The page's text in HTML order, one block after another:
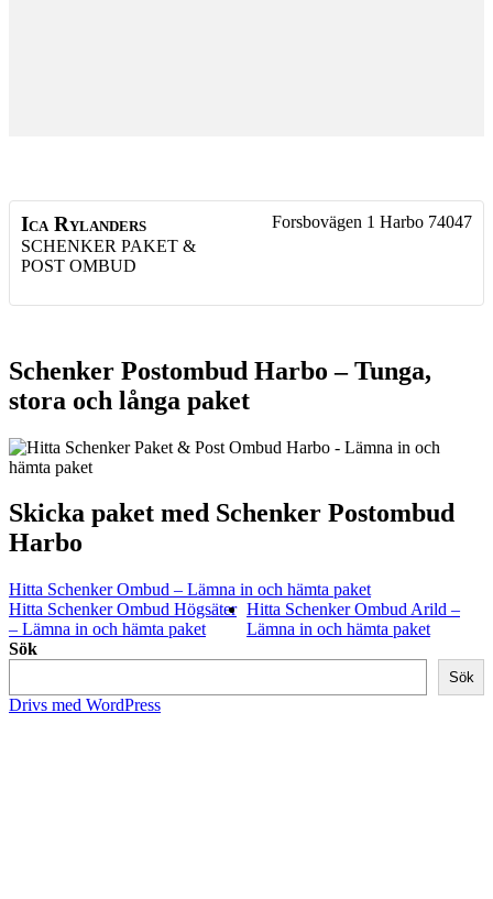
Ica Rylanders
SCHENKER PAKET &
POST OMBUD
Forsbovägen 1 Harbo 74047
Schenker Postombud Harbo – Tunga,
stora och långa paket
Skicka paket med Schenker Postombud
Harbo
Hitta Schenker Ombud – Lämna in och hämta paket
Hitta Schenker Ombud Högsäter
– Lämna in och hämta paket
Hitta Schenker Ombud Arild –
Lämna in och hämta paket
Sök
Sök
Drivs med WordPress